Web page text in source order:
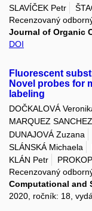
SLAVÍČEK Petr
Recenzovaný
Journal of Organic
DOI
Fluorescent
Novel probes for
labeling
DOČKALOVÁ
MARQUEZ
DUNAJOVÁ Zuzana
SLÁNSKÁ Michaela
KLÁN Petr
Recenzovaný
Computational and
2020, ročník: 18,